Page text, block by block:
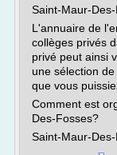
Saint-Maur-
L'annuaire de
collèges privés
privé peut ainsi
une sélection
que vous
Comment est
Des-Fosses?
Saint-Maur-Des-